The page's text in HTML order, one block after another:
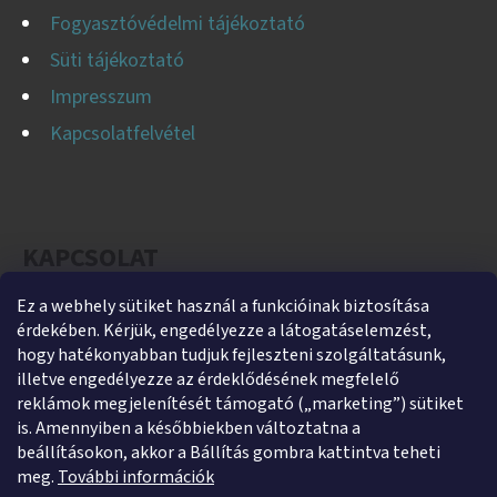
Ez a webhely sütiket használ a funkcióinak biztosítása
érdekében. Kérjük, engedélyezze a látogatáselemzést,
hogy hatékonyabban tudjuk fejleszteni szolgáltatásunk,
illetve engedélyezze az érdeklődésének megfelelő
reklámok megjelenítését támogató („marketing”) sütiket
is. Amennyiben a későbbiekben változtatna a
beállításokon, akkor a Bállítás gombra kattintva teheti
meg. További információk
Fogyasztóvédelmi tájékoztató
Süti tájékoztató
Impresszum
Kapcsolatfelvétel
helti@helti.hu
+3679450894
+36305454854
https://www.facebook.com/heltikft
helti_kft